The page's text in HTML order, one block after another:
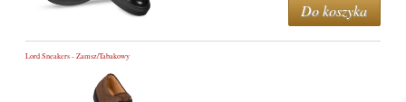
Do koszyka
Lord Sneakers - Zamsz/Tabakowy